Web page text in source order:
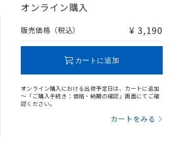
オンライン購入
販売価格（税込） ¥ 3,190
カートに追加
オンライン購入における出荷予定日は、カートに追加
～「ご購入手続き：価格・納期の確認」画面にてご確
認ください。
カートをみる